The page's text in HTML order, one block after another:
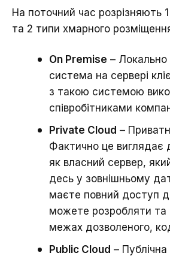
На поточний час розрізняють
та 2 типи хмарного
On Premise – Локально
система на сервері
з такою системою
співробітниками
Private Cloud –
Фактично це виглядає
як власний сервер,
десь у зовнішньому
маєте повний доступ
можете розробляти та
межах дозволеного,
Public Cloud –